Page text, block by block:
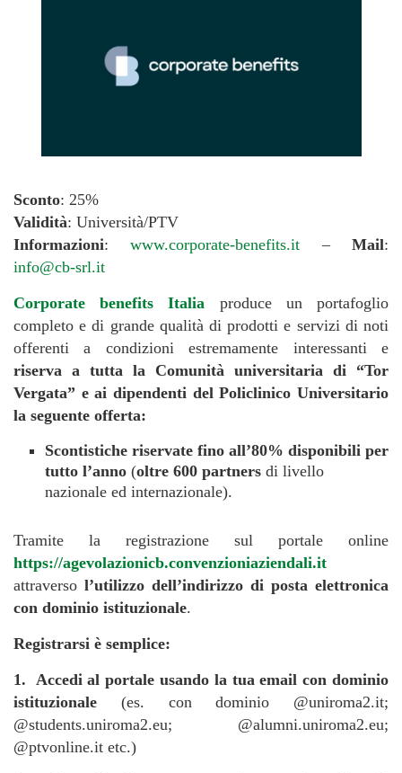
Sconto: 25%
Validità: Università/PTV
Informazioni:www.corporate-benefits.it –Mail:
info@cb-srl.it
Corporate benefits Italia produce un portafoglio
completo e di grande qualità di prodotti e servizi di noti
offerenti a condizioni estremamente interessanti e
riserva a tutta la Comunità universitaria di “Tor
Vergata” e ai dipendenti del Policlinico Universitario
la seguente offerta:
Scontistiche riservate fino all’80% disponibili per
tutto l’anno (oltre 600 partners di livello
nazionale ed internazionale).
Tramite la registrazione sul portale online
https://agevolazionicb.convenzioniaziendali.it
attraverso l’utilizzo dell’indirizzo di posta elettronica
con dominio istituzionale.
Registrarsi è semplice:
1. Accedi al portale usando la tua email con dominio
istituzionale (es. con dominio @uniroma2.it;
@students.uniroma2.eu; @alumni.uniroma2.eu;
@ptvonline.it etc.)